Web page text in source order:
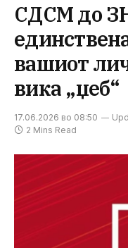
СДСМ до
вашиот
вика „џеб“
17.06.2026 во 08:50
2 Mins Read